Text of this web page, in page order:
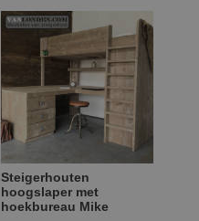
€ 1.049,95.
Steigerhouten
hoogslaper met
hoekbureau Mike